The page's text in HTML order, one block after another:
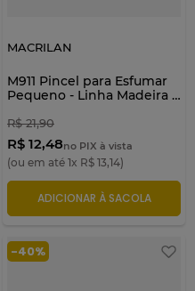
MACRILAN
M911 Pincel para Esfumar
Pequeno - Linha Madeira -
R$ 21,90
R$ 12,48no PIX à vista
(ou em até 1x R$ 13,14)
ADICIONAR À SACOLA
-40%